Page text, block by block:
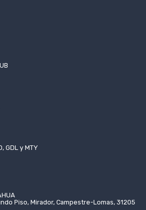
GDL y MTY
Piso, Mirador, Campestre-Lomas, 31205